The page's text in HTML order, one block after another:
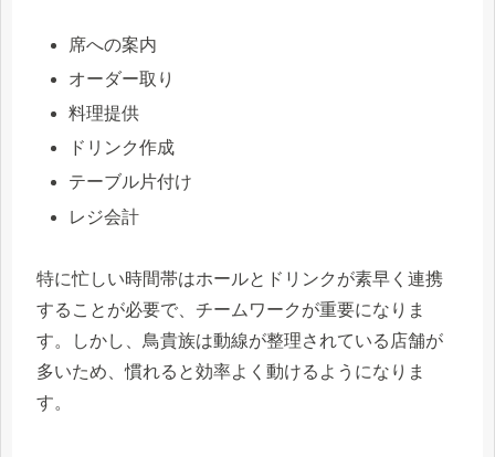
席への案内
オーダー取り
料理提供
ドリンク作成
テーブル片付け
レジ会計
特に忙しい時間帯はホールとドリンクが素早く連携
することが必要で、チームワークが重要になりま
す。しかし、鳥貴族は動線が整理されている店舗が
多いため、慣れると効率よく動けるようになりま
す。